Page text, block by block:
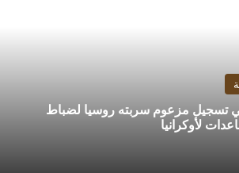
في تسجيل مزعوم سربته روسيا لضباط
لأوكرانيا